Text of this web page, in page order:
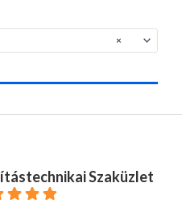
×
Szaküzlet